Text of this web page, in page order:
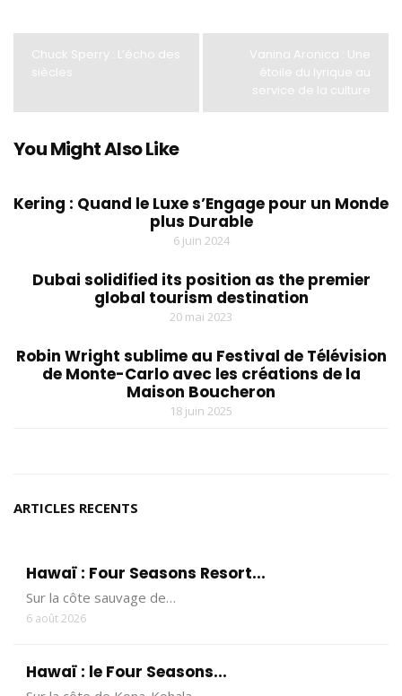
Chuck Sperry : L’écho des
siècles
Vanina Aronica : Une
étoile du lyrique au
service de la culture
You Might Also Like
Kering : Quand le Luxe s’Engage pour un Monde
plus Durable
6 juin 2024
Dubai solidified its position as the premier
global tourism destination
20 mai 2023
Robin Wright sublime au Festival de Télévision
de Monte-Carlo avec les créations de la
Maison Boucheron
18 juin 2025
ARTICLES RECENTS
Hawaï : Four Seasons Resort...
Sur la côte sauvage de…
6 août 2026
Hawaï : le Four Seasons...